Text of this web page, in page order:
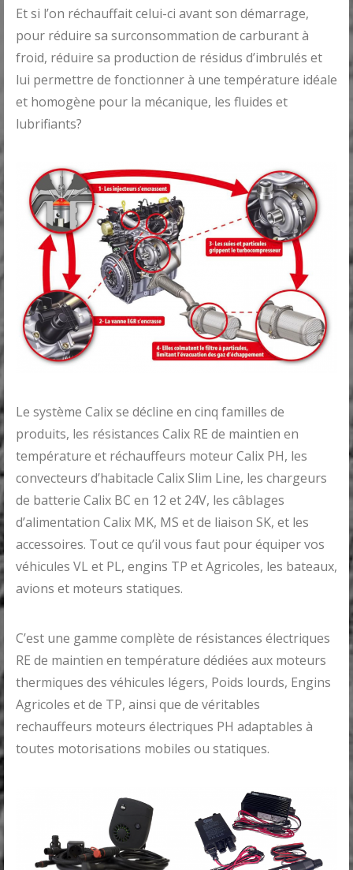
Et si l’on réchauffait celui-ci avant son démarrage,
pour réduire sa surconsommation de carburant à
froid, réduire sa production de résidus d’imbrulés et
lui permettre de fonctionner à une température idéale
et homogène pour la mécanique, les fluides et
lubrifiants?
Le système Calix se décline en cinq familles de
produits, les résistances Calix RE de maintien en
température et réchauffeurs moteur Calix PH, les
convecteurs d’habitacle Calix Slim Line, les chargeurs
de batterie Calix BC en 12 et 24V, les câblages
d’alimentation Calix MK, MS et de liaison SK, et les
accessoires. Tout ce qu’il vous faut pour équiper vos
véhicules VL et PL, engins TP et Agricoles, les bateaux,
avions et moteurs statiques.
C’est une gamme complète de résistances électriques
RE de maintien en température dédiées aux moteurs
thermiques des véhicules légers, Poids lourds, Engins
Agricoles et de TP, ainsi que de véritables
rechauffeurs moteurs électriques PH adaptables à
toutes motorisations mobiles ou statiques.